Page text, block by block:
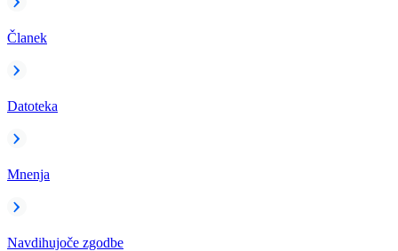
Članek
Datoteka
Mnenja
Navdihujoče zgodbe